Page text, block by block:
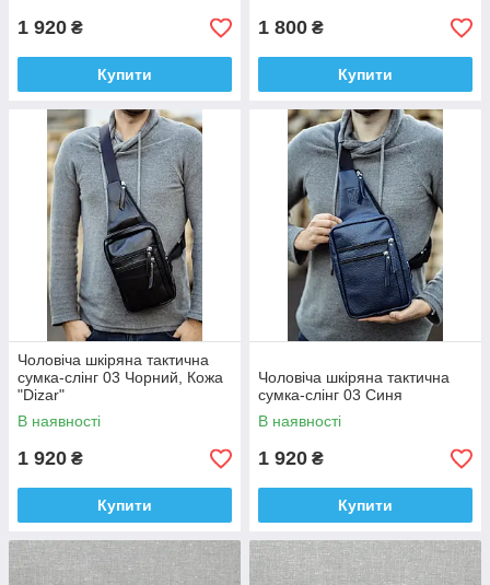
1 920 ₴
Купити
1 800 ₴
Купити
Чоловіча шкіряна тактична
сумка-слінг 03 Чорний, Кожа
"Dizar"
В наявності
1 920 ₴
Купити
Чоловіча шкіряна тактична
сумка-слінг 03 Синя
В наявності
1 920 ₴
Купити